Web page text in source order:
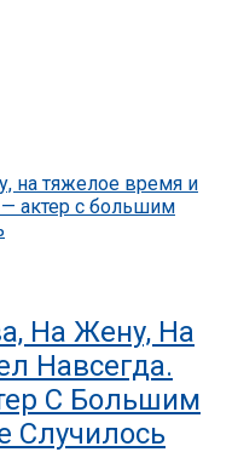
На Жену, На
Навсегда.
С Большим
Случилось